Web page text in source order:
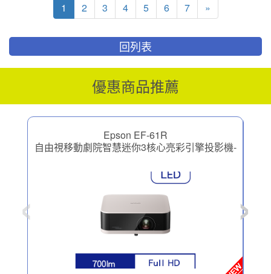
1 2 3 4 5 6 7 »
回列表
優惠商品推薦
Epson EF-61R
自由視移動劇院智慧迷你3核心亮彩引擎投影機-
‹ ›